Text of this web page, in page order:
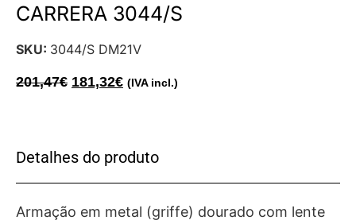
CARRERA 3044/S
SKU: 3044/S DM21V
201,47€ 181,32€ (IVA incl.)
Detalhes do produto
Armação em metal (griffe) dourado com lente